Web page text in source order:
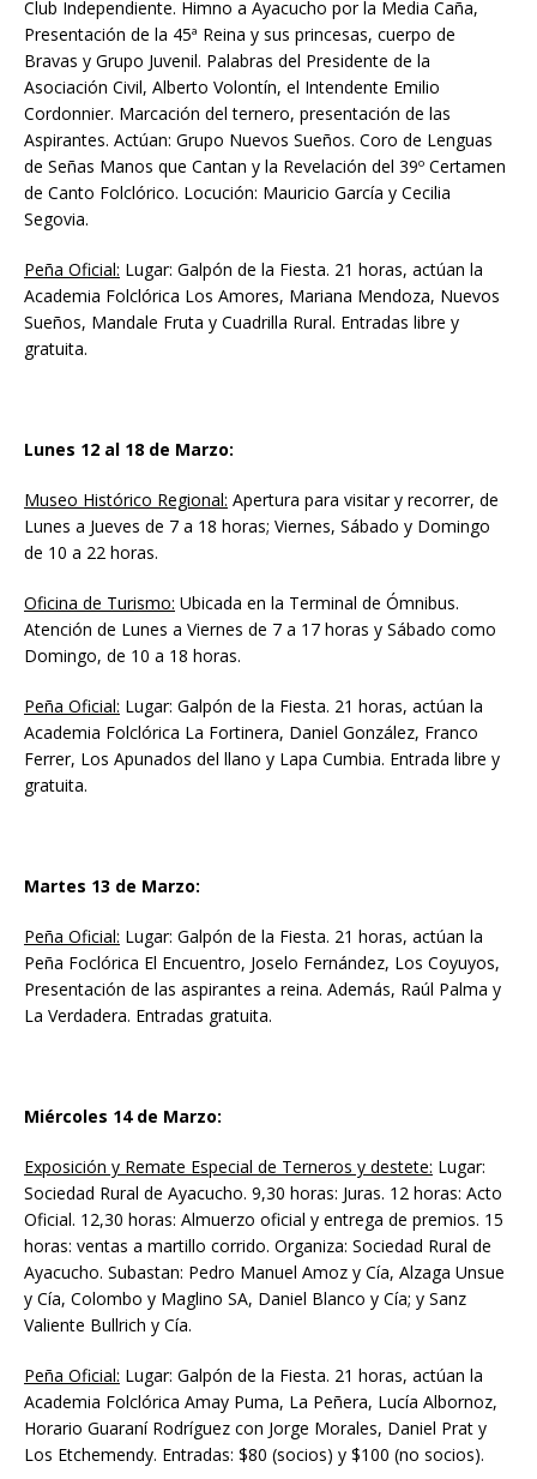
Club Independiente. Himno a Ayacucho por la Media Caña,
Presentación de la 45ª Reina y sus princesas, cuerpo de
Bravas y Grupo Juvenil. Palabras del Presidente de la
Asociación Civil, Alberto Volontín, el Intendente Emilio
Cordonnier. Marcación del ternero, presentación de las
Aspirantes. Actúan: Grupo Nuevos Sueños. Coro de Lenguas
de Señas Manos que Cantan y la Revelación del 39º Certamen
de Canto Folclórico. Locución: Mauricio García y Cecilia
Segovia.
Peña Oficial: Lugar: Galpón de la Fiesta. 21 horas, actúan la
Academia Folclórica Los Amores, Mariana Mendoza, Nuevos
Sueños, Mandale Fruta y Cuadrilla Rural. Entradas libre y
gratuita.
Lunes 12 al 18 de Marzo:
Museo Histórico Regional: Apertura para visitar y recorrer, de
Lunes a Jueves de 7 a 18 horas; Viernes, Sábado y Domingo
de 10 a 22 horas.
Oficina de Turismo: Ubicada en la Terminal de Ómnibus.
Atención de Lunes a Viernes de 7 a 17 horas y Sábado como
Domingo, de 10 a 18 horas.
Peña Oficial: Lugar: Galpón de la Fiesta. 21 horas, actúan la
Academia Folclórica La Fortinera, Daniel González, Franco
Ferrer, Los Apunados del llano y Lapa Cumbia. Entrada libre y
gratuita.
Martes 13 de Marzo:
Peña Oficial: Lugar: Galpón de la Fiesta. 21 horas, actúan la
Peña Foclórica El Encuentro, Joselo Fernández, Los Coyuyos,
Presentación de las aspirantes a reina. Además, Raúl Palma y
La Verdadera. Entradas gratuita.
Miércoles 14 de Marzo:
Exposición y Remate Especial de Terneros y destete: Lugar:
Sociedad Rural de Ayacucho. 9,30 horas: Juras. 12 horas: Acto
Oficial. 12,30 horas: Almuerzo oficial y entrega de premios. 15
horas: ventas a martillo corrido. Organiza: Sociedad Rural de
Ayacucho. Subastan: Pedro Manuel Amoz y Cía, Alzaga Unsue
y Cía, Colombo y Maglino SA, Daniel Blanco y Cía; y Sanz
Valiente Bullrich y Cía.
Peña Oficial: Lugar: Galpón de la Fiesta. 21 horas, actúan la
Academia Folclórica Amay Puma, La Peñera, Lucía Albornoz,
Horario Guaraní Rodríguez con Jorge Morales, Daniel Prat y
Los Etchemendy. Entradas: $80 (socios) y $100 (no socios).